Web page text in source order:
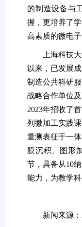
的制造设备与
握，更培养了
高素质的微电
上海科技
以来，已发展
制造公共科研
战略合作单位
2023年招收了
列微加工实践
量测表征于一
膜沉积、图形
节，具备从10
能力，为教学
新闻来源